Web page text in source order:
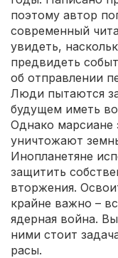
поэтому автор
современный
увидеть,
предвидеть
об отправлении
Люди пытаются
будущем иметь
Однако марсиане
уничтожают
Инопланетяне
защитить
вторжения.
крайне важно –
ядерная война.
ними стоит
расы.